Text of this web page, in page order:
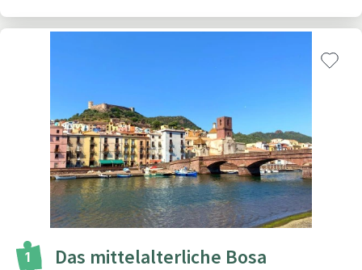
1 Das mittelalterliche Bosa